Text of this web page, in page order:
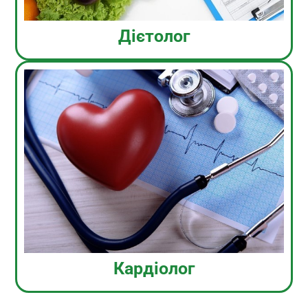
Дієтолог
Кардіолог